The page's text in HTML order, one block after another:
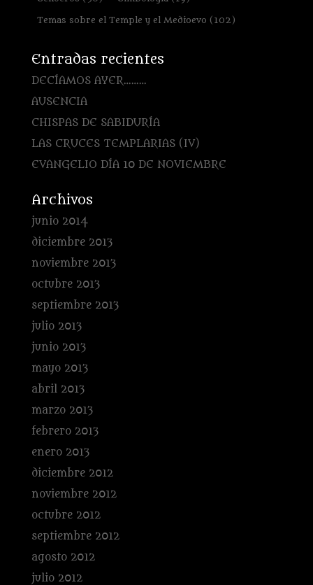
Temas sobre el Temple y el Medioevo (102)
Entradas recientes
DECÍAMOS AYER………
AUSENCIA
CHISPAS DE SABIDURÍA
LAS CRUCES TEMPLARIAS (IV)
EVANGELIO DÍA 10 DE NOVIEMBRE
Archivos
junio 2014
diciembre 2013
noviembre 2013
octubre 2013
septiembre 2013
julio 2013
junio 2013
mayo 2013
abril 2013
marzo 2013
febrero 2013
enero 2013
diciembre 2012
noviembre 2012
octubre 2012
septiembre 2012
agosto 2012
julio 2012